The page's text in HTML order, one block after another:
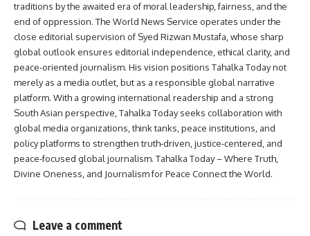
traditions by the awaited era of moral leadership, fairness, and the
end of oppression. The World News Service operates under the
close editorial supervision of Syed Rizwan Mustafa, whose sharp
global outlook ensures editorial independence, ethical clarity, and
peace-oriented journalism. His vision positions Tahalka Today not
merely as a media outlet, but as a responsible global narrative
platform. With a growing international readership and a strong
South Asian perspective, Tahalka Today seeks collaboration with
global media organizations, think tanks, peace institutions, and
policy platforms to strengthen truth-driven, justice-centered, and
peace-focused global journalism. Tahalka Today – Where Truth,
Divine Oneness, and Journalism for Peace Connect the World.
Leave a comment